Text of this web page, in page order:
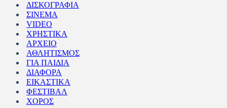
ΔΙΣΚΟΓΡΑΦΙΑ
ΣΙΝΕΜΑ
VIDEO
ΧΡΗΣΤΙΚΑ
ΑΡΧΕΙΟ
ΑΘΛΗΤΙΣΜΟΣ
ΓΙΑ ΠΑΙΔΙΑ
ΔΙΑΦΟΡΑ
ΕΙΚΑΣΤΙΚΑ
ΦΕΣΤΙΒΑΛ
ΧΟΡΟΣ